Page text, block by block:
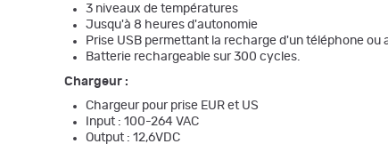
3 niveaux de températures
Jusqu'à 8 heures d'autonomie
Prise USB permettant la recharge d'un téléphone ou
Batterie rechargeable sur 300 cycles.
Chargeur :
Chargeur pour prise EUR et US
Input : 100-264 VAC
Output : 12,6VDC